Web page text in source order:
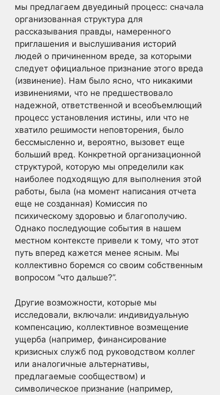
мы предлагаем двуединый процесс: сначала
организованная структура для
рассказывания правды, намеренного
приглашения и выслушивания историй
людей о причиненном вреде, за которыми
следует официальное признание этого вреда
(извинение). Нам было ясно, что никакими
извинениями, что не предшествовало
надежной, ответственной и всеобъемлющий
процесс установления истины, или что не
хватило решимости неповторения, было
бессмысленно и, вероятно, вызовет еще
больший вред. Конкретной организационной
структурой, которую мы определили как
наиболее подходящую для выполнения этой
работы, была (на момент написания отчета
еще не созданная) Комиссия по
психическому здоровью и благополучию.
Однако последующие события в нашем
местном контексте привели к тому, что этот
путь вперед кажется менее ясным. Мы
коллективно боремся со своим собственным
вопросом “что дальше?”.
Другие возможности, которые мы
исследовали, включали: индивидуальную
компенсацию, коллективное возмещение
ущерба (например, финансирование
кризисных служб под руководством коллег
или аналогичные альтернативы,
предлагаемые сообществом) и
символическое признание (например,